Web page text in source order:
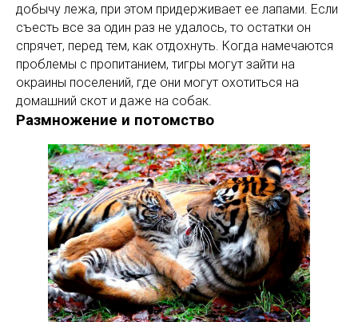
добычу лежа, при этом придерживает ее лапами. Если
съесть все за один раз не удалось, то остатки он
спрячет, перед тем, как отдохнуть. Когда намечаются
проблемы с пропитанием, тигры могут зайти на
окраины поселений, где они могут охотиться на
домашний скот и даже на собак.
Размножение и потомство